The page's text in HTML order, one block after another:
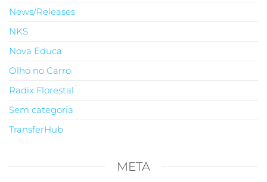
News/Releases
NKS
Nova Educa
Olho no Carro
Radix Florestal
Sem categoria
TransferHub
META